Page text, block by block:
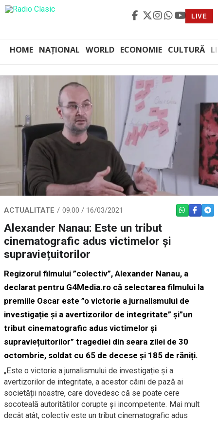
LIVE
HOME NAȚIONAL WORLD ECONOMIE CULTURĂ
ACTUALITATE 09:00 / 16/03/2021 WHATSAPP
Alexander Nanau: Este un tribut
cinematografic adus victimelor și
supraviețuitorilor
Regizorul filmului ”colectiv”, Alexander Nanau, a
declarat pentru G4Media.ro că selectarea filmului la
premiile Oscar este ”o victorie a jurnalismului de
investigație și a avertizorilor de integritate” și”un
tribut cinematografic adus victimelor și
supraviețuitorilor” tragediei din seara zilei de 30
octombrie, soldat cu 65 de decese și 185 de răniți.
„Este o victorie a jurnalismului de investigație și a
avertizorilor de integritate, a acestor câini de pază ai
societății noastre, care dovedesc că se poate cere
socoteală autoritătilor corupte și incompetente. Mai mult
decât atât, colectiv este un tribut cinematografic adus